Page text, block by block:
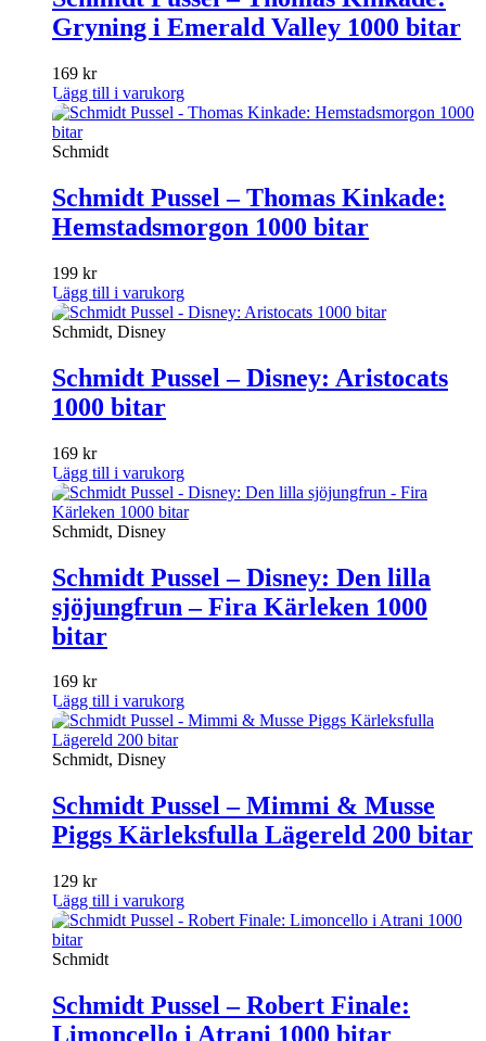
Gryning i Emerald Valley 1000 bitar
169 kr
Lägg till i varukorg
Schmidt
Schmidt Pussel – Thomas Kinkade:
Hemstadsmorgon 1000 bitar
199 kr
Lägg till i varukorg
Schmidt, Disney
Schmidt Pussel – Disney: Aristocats
1000 bitar
169 kr
Lägg till i varukorg
Schmidt, Disney
Schmidt Pussel – Disney: Den lilla
sjöjungfrun – Fira Kärleken 1000
bitar
169 kr
Lägg till i varukorg
Schmidt, Disney
Schmidt Pussel – Mimmi & Musse
Piggs Kärleksfulla Lägereld 200 bitar
129 kr
Lägg till i varukorg
Schmidt
Schmidt Pussel – Robert Finale:
Limoncello i Atrani 1000 bitar